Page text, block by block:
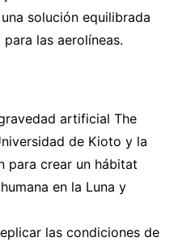
solución equilibrada
las aerolíneas.
artificial The
de Kioto y la
para crear un hábitat
en la Luna y
las condiciones de